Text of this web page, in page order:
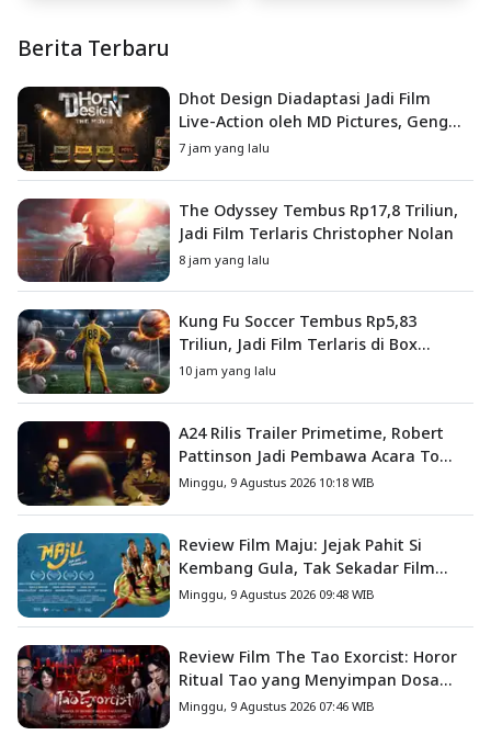
Berita Terbaru
Dhot Design Diadaptasi Jadi Film
Live-Action oleh MD Pictures, Geng
4G Siap ke Layar Lebar
7 jam yang lalu
The Odyssey Tembus Rp17,8 Triliun,
Jadi Film Terlaris Christopher Nolan
8 jam yang lalu
Kung Fu Soccer Tembus Rp5,83
Triliun, Jadi Film Terlaris di Box
Office China
10 jam yang lalu
A24 Rilis Trailer Primetime, Robert
Pattinson Jadi Pembawa Acara To
Catch a Predator
Minggu, 9 Agustus 2026 10:18 WIB
Review Film Maju: Jejak Pahit Si
Kembang Gula, Tak Sekadar Film
Petualangan Anak
Minggu, 9 Agustus 2026 09:48 WIB
Review Film The Tao Exorcist: Horor
Ritual Tao yang Menyimpan Dosa
Masa Lalu
Minggu, 9 Agustus 2026 07:46 WIB